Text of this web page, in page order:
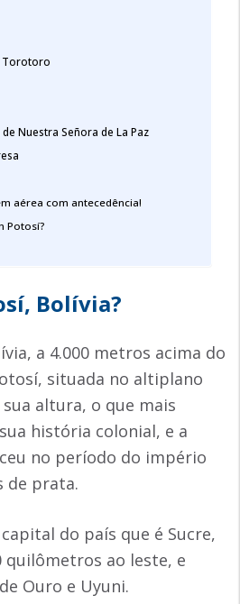
Torotoro
Nuestra Señora de La Paz
aérea com antecedência!
Potosí?
Bolívia?
a 4.000 metros acima do
situada no altiplano
sua altura, o que mais
história colonial, e a
no período do império
de prata.
do país que é Sucre,
quilômetros ao leste, e
Ouro e Uyuni.